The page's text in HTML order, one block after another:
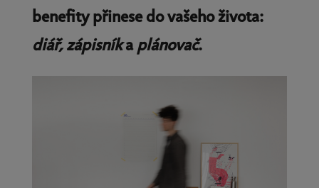
benefity přinese do vašeho života:
diář, zápisníkaplánovač.